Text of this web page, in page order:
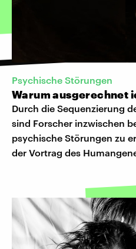
​Psychische Störungen
Warum ausgerechnet
Durch die Sequenzierung
sind Forscher inzwischen
psychische Störungen zu
der Vortrag des